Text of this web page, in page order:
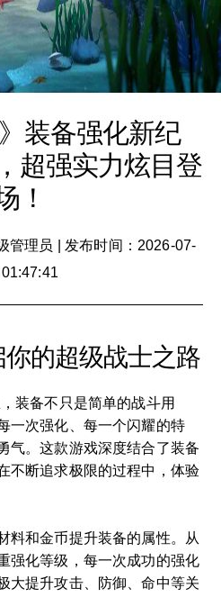
装备强化新纪
超强实力炫目登
！
管理员
发布时间：2026-07-
的超级战士之路
装备不只是简单的战斗用
一次强化、每一个闪耀的特
气。这款游戏深度结合了装备
不断追求极限的过程中，体验
料和金币提升装备的属性。从
强化等级，每一次成功的强化
大提升攻击、防御、命中等关